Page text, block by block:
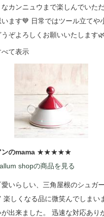
なカンニュウまで楽しんでいた
います💙 日常ではツール立てや
うぞよろしくお願いいたします🌿
べて表示
ンのmama ★★★★★
shopの商品を見る
愛いらしい、三角屋根のシュガ
楽しくなる品に微笑んでしまい
が出来ました。 迅速な対応あり